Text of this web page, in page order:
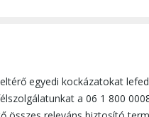
egyedi kockázatokat
a 06 1 800